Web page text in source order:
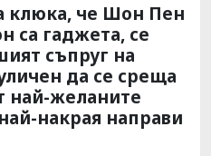
клюка, че Шон Пен
са гаджета, се
съпруг на
да се среща
най-желаните
накрая направи